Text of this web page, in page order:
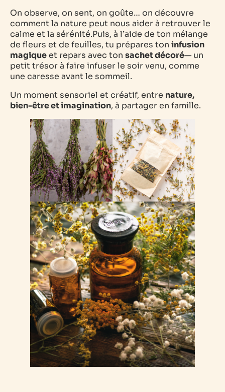
On observe, on sent, on goûte… on découvre
comment la nature peut nous aider à retrouver le
calme et la sérénité.Puis, à l’aide de ton mélange
de fleurs et de feuilles, tu prépares ton infusion
magiqueet repars avec ton sachet décoré— un
petit trésor à faire infuser le soir venu, comme
une caresse avant le sommeil.
Un moment sensoriel et créatif, entre nature,
bien-être et imagination, à partager en famille.